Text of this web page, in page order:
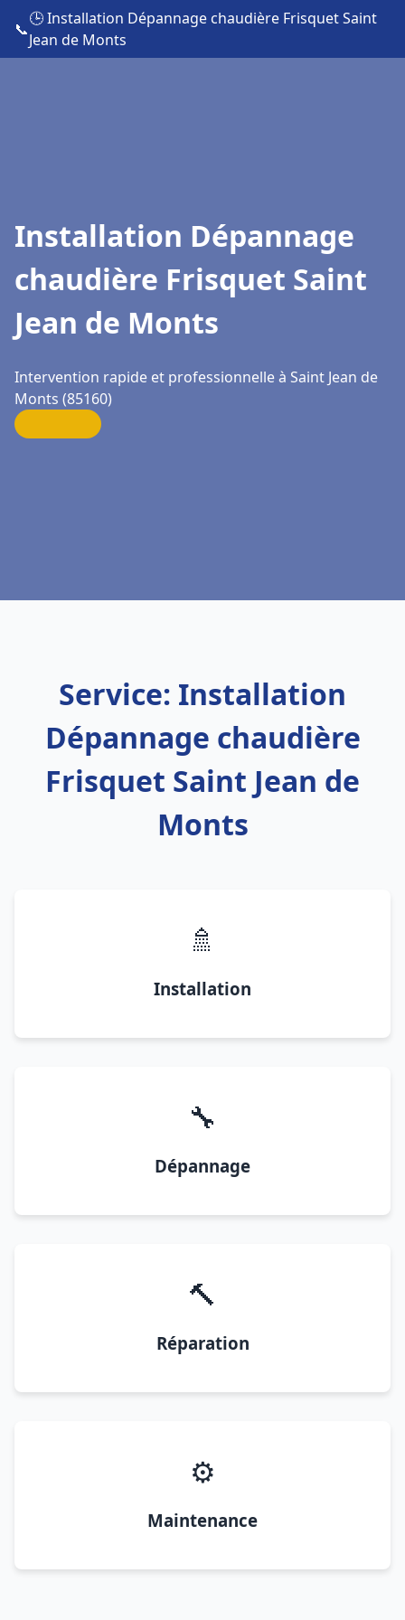
📞
🕒 Installation Dépannage chaudière Frisquet Saint
Jean de Monts
Installation Dépannage
chaudière Frisquet Saint
Jean de Monts
Intervention rapide et professionnelle à Saint Jean de
Monts (85160)
Service: Installation
Dépannage chaudière
Frisquet Saint Jean de
Monts
🚿
Installation
🔧
Dépannage
🔨
Réparation
⚙️
Maintenance